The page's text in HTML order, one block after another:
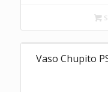
Vaso Chupito